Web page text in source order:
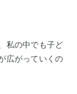
私の中でも子ど
広がっていくの